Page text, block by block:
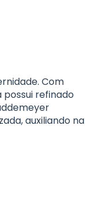
Com
refinado
auxiliando na